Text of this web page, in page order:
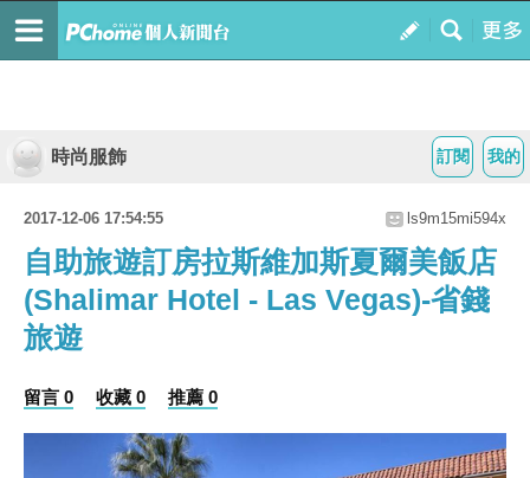
我的
訂閱
時尚服飾
2017-12-06 17:54:55 ls9m15mi594x
自助旅遊訂房拉斯維加斯夏爾美飯店
(Shalimar Hotel - Las Vegas)-省錢
旅遊
留言 0 收藏 0 推薦 0